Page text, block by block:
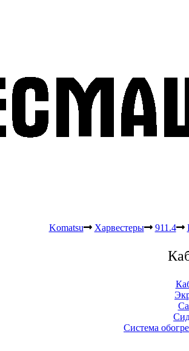
Komatsu Харвестеры 911.4
Система